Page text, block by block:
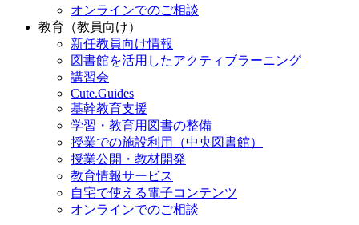
オンラインでのご相談
教育（教員向け）
新任教員向け情報
図書館を活用したアクティブラーニング
講習会
Cute.Guides
基幹教育支援
学習・教育用図書の整備
授業での施設利用（中央図書館）
授業公開・教材開発
教育情報サービス
自宅で使える電子コンテンツ
オンラインでのご相談